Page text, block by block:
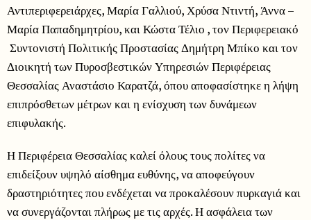
Αντιπεριφερειάρχες, Μαρία Γαλλιού, Χρύσα Ντιντή, Άννα –
Μαρία Παπαδημητρίου, και Κώστα Τέλιο , τον Περιφερειακό
Συντονιστή Πολιτικής Προστασίας Δημήτρη Μπίκο και τον
Διοικητή των Πυροσβεστικών Υπηρεσιών Περιφέρειας
Θεσσαλίας Αναστάσιο Καρατζά, όπου αποφασίστηκε η λήψη
επιπρόσθετων μέτρων και η ενίσχυση των δυνάμεων
επιφυλακής.
Η Περιφέρεια Θεσσαλίας καλεί όλους τους πολίτες να
επιδείξουν υψηλό αίσθημα ευθύνης, να αποφεύγουν
δραστηριότητες που ενδέχεται να προκαλέσουν πυρκαγιά και
να συνεργάζονται πλήρως με τις αρχές. Η ασφάλεια των